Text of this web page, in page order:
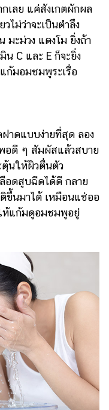
เลย แค่สังเกตผักผล
ไม่ว่าจะเป็นตำลึง
มะม่วง แตงโม ยิ่งถ้า
C และ E ก็จะยิ่ง
ก้มอมชมพูระเรื่อ
ดแบบง่ายที่สุด ลอง
อดี ๆ สัมผัสแล้วสบาย
ตุ้นให้ผิวตื่นตัว
ลือดสูบฉีดได้ดี กลาย
ขึ้นมาได้ เหมือนแช่ออ
ห้แก้มดูอมชมพูอยู่